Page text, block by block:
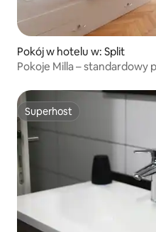
Pokój w hotelu w: Split
Pokoje Milla – standardowy
Superhost
Superhost